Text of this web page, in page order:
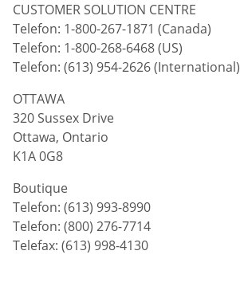
CUSTOMER SOLUTION CENTRE
Telefon: 1-800-267-1871 (Canada)
Telefon: 1-800-268-6468 (US)
Telefon: (613) 954-2626 (International)
OTTAWA
320 Sussex Drive
Ottawa, Ontario
K1A 0G8
Boutique
Telefon: (613) 993-8990
Telefon: (800) 276-7714
Telefax: (613) 998-4130